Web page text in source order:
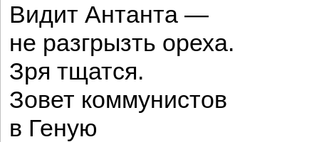
Видит Антанта —
не разгрызть ореха.
Зря тщатся.
Зовет коммунистов
в Геную